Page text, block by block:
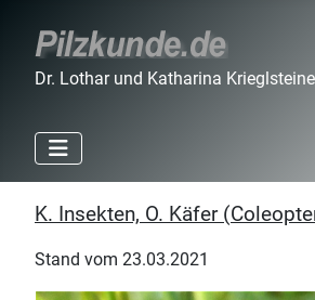
Dr. Lothar und Katharina
K. Insekten, O. Käfer
Stand vom 23.03.2021